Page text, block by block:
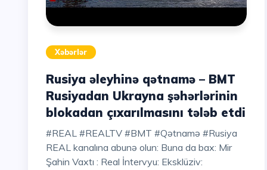
Xəbərlər
Rusiya əleyhinə qətnamə – BMT
Rusiyadan Ukrayna şəhərlərinin
blokadan çıxarılmasını tələb etdi
#REAL #REALTV #BMT #Qətnamə #Rusiya
REAL kanalına abunə olun: Buna da bax: Mir
Şahin Vaxtı : Real İntervyu: Eksklüziv: